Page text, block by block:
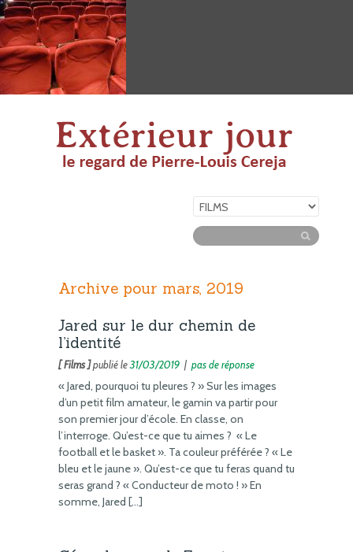
Archive pour mars, 2019
Jared sur le dur chemin de
l’identité
[ Films ]publié le31/03/2019 | pas de réponse
« Jared, pourquoi tu pleures ? » Sur les images
d’un petit film amateur, le gamin va partir pour
son premier jour d’école. En classe, on
l’interroge. Qu’est-ce que tu aimes ? « Le
football et le basket ». Ta couleur préférée ? « Le
bleu et le jaune ». Qu’est-ce que tu feras quand tu
seras grand ? « Conducteur de moto ! » En
somme, Jared […]